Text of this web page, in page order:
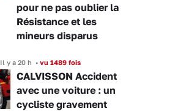
pour ne pas oublier la
Résistance et les
mineurs disparus
Il y a 20 h • vu 1489 fois
CALVISSON Accident
avec une voiture : un
cycliste gravement